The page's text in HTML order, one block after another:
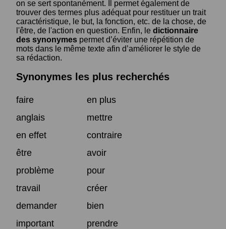
on se sert spontanément. Il permet également de
trouver des termes plus adéquat pour restituer un trait
caractéristique, le but, la fonction, etc. de la chose, de
l'être, de l'action en question. Enfin, le dictionnaire
des synonymes permet d’éviter une répétition de
mots dans le même texte afin d’améliorer le style de
sa rédaction.
Synonymes les plus recherchés
faire
en plus
anglais
mettre
en effet
contraire
être
avoir
problème
pour
travail
créer
demander
bien
important
prendre